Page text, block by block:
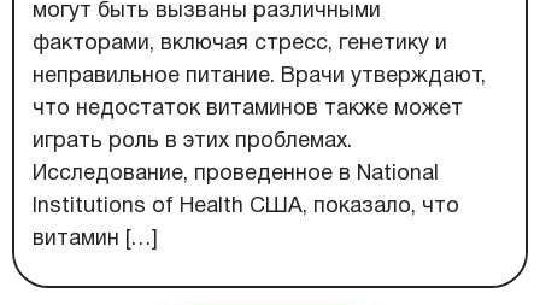
могут быть вызваны различными
факторами, включая стресс, генетику и
неправильное питание. Врачи утверждают,
что недостаток витаминов также может
играть роль в этих проблемах.
Исследование, проведенное в National
Institutions of Health США, показало, что
витамин […]